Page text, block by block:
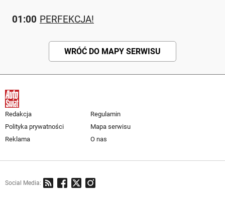
01:00 PERFEKCJA!
WRÓĆ DO MAPY SERWISU
Redakcja
Regulamin
Polityka prywatności
Mapa serwisu
Reklama
O nas
Social Media: